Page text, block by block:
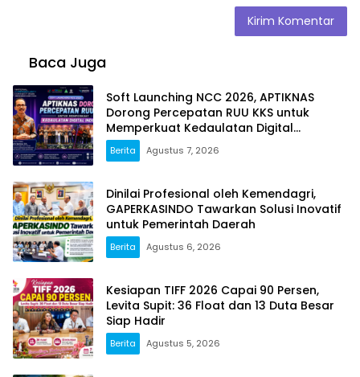
Baca Juga
Soft Launching NCC 2026, APTIKNAS
Dorong Percepatan RUU KKS untuk
Memperkuat Kedaulatan Digital
Indonesia
Berita Agustus 7, 2026
Dinilai Profesional oleh Kemendagri,
GAPERKASINDO Tawarkan Solusi Inovatif
untuk Pemerintah Daerah
Berita Agustus 6, 2026
Kesiapan TIFF 2026 Capai 90 Persen,
Levita Supit: 36 Float dan 13 Duta Besar
Siap Hadir
Berita Agustus 5, 2026